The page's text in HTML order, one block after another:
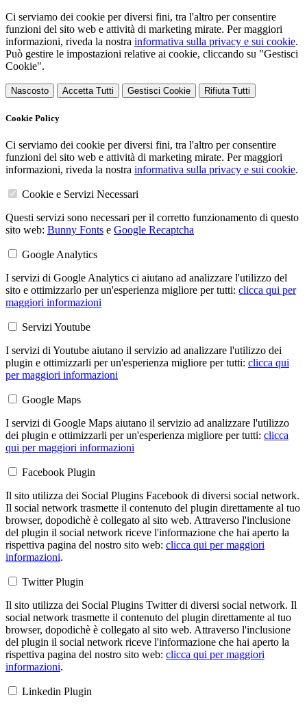
Ci serviamo dei cookie per diversi fini, tra l'altro per consentire
funzioni del sito web e attività di marketing mirate. Per maggiori
informazioni, riveda la nostra informativa sulla privacy e sui cookie.
Può gestire le impostazioni relative ai cookie, cliccando su "Gestisci
Cookie".
Nascosto Accetta Tutti Gestisci Cookie Rifiuta Tutti
Cookie Policy
Ci serviamo dei cookie per diversi fini, tra l'altro per consentire
funzioni del sito web e attività di marketing mirate. Per maggiori
informazioni, riveda la nostra informativa sulla privacy e sui cookie.
Cookie e Servizi Necessari
Questi servizi sono necessari per il corretto funzionamento di questo
sito web: Bunny Fonts e Google Recaptcha
Google Analytics
I servizi di Google Analytics ci aiutano ad analizzare l'utilizzo del
sito e ottimizzarlo per un'esperienza migliore per tutti: clicca qui per
maggiori informazioni
Servizi Youtube
I servizi di Youtube aiutano il servizio ad analizzare l'utilizzo dei
plugin e ottimizzarli per un'esperienza migliore per tutti: clicca qui
per maggiori informazioni
Google Maps
I servizi di Google Maps aiutano il servizio ad analizzare l'utilizzo
dei plugin e ottimizzarli per un'esperienza migliore per tutti: clicca
qui per maggiori informazioni
Facebook Plugin
Il sito utilizza dei Social Plugins Facebook di diversi social network.
Il social network trasmette il contenuto del plugin direttamente al tuo
browser, dopodichè è collegato al sito web. Attraverso l'inclusione
del plugin il social network riceve l'informazione che hai aperto la
rispettiva pagina del nostro sito web: clicca qui per maggiori
informazioni.
Twitter Plugin
Il sito utilizza dei Social Plugins Twitter di diversi social network. Il
social network trasmette il contenuto del plugin direttamente al tuo
browser, dopodichè è collegato al sito web. Attraverso l'inclusione
del plugin il social network riceve l'informazione che hai aperto la
rispettiva pagina del nostro sito web: clicca qui per maggiori
informazioni.
Linkedin Plugin